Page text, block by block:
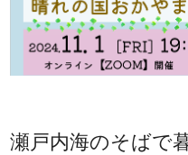
瀬戸内海のそばで